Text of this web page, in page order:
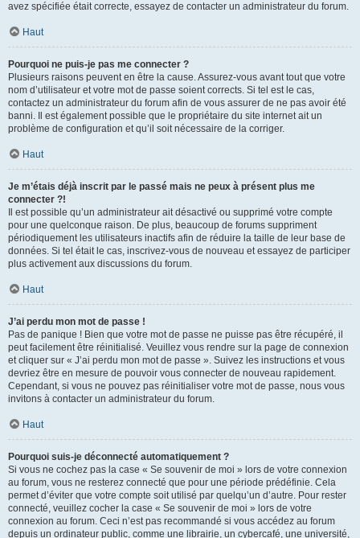
avez spécifiée était correcte, essayez de contacter un administrateur du forum.
Haut
Pourquoi ne puis-je pas me connecter ?
Plusieurs raisons peuvent en être la cause. Assurez-vous avant tout que votre
nom d’utilisateur et votre mot de passe soient corrects. Si tel est le cas,
contactez un administrateur du forum afin de vous assurer de ne pas avoir été
banni. Il est également possible que le propriétaire du site internet ait un
problème de configuration et qu’il soit nécessaire de la corriger.
Haut
Je m’étais déjà inscrit par le passé mais ne peux à présent plus me
connecter ?!
Il est possible qu’un administrateur ait désactivé ou supprimé votre compte
pour une quelconque raison. De plus, beaucoup de forums suppriment
périodiquement les utilisateurs inactifs afin de réduire la taille de leur base de
données. Si tel était le cas, inscrivez-vous de nouveau et essayez de participer
plus activement aux discussions du forum.
Haut
J’ai perdu mon mot de passe !
Pas de panique ! Bien que votre mot de passe ne puisse pas être récupéré, il
peut facilement être réinitialisé. Veuillez vous rendre sur la page de connexion
et cliquer sur « J’ai perdu mon mot de passe ». Suivez les instructions et vous
devriez être en mesure de pouvoir vous connecter de nouveau rapidement.
Cependant, si vous ne pouvez pas réinitialiser votre mot de passe, nous vous
invitons à contacter un administrateur du forum.
Haut
Pourquoi suis-je déconnecté automatiquement ?
Si vous ne cochez pas la case « Se souvenir de moi » lors de votre connexion
au forum, vous ne resterez connecté que pour une période prédéfinie. Cela
permet d’éviter que votre compte soit utilisé par quelqu’un d’autre. Pour rester
connecté, veuillez cocher la case « Se souvenir de moi » lors de votre
connexion au forum. Ceci n’est pas recommandé si vous accédez au forum
depuis un ordinateur public, comme une librairie, un cybercafé, une université,